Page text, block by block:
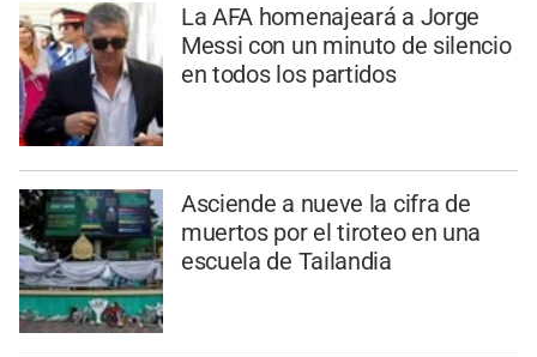
La AFA homenajeará a Jorge
Messi con un minuto de silencio
en todos los partidos
Asciende a nueve la cifra de
muertos por el tiroteo en una
escuela de Tailandia